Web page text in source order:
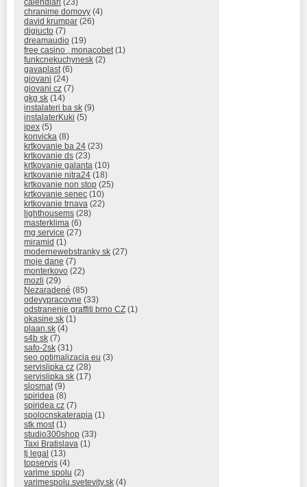
calendiari (23)
chranime domovy (4)
david krumpar (26)
digiucto (7)
dreamaudio (19)
free casino , monacobet(1)
funkcnekuchynesk (2)
gavaplast(6)
giovani (24)
giovani cz (7)
gkg sk (14)
instalateri ba sk (9)
instalaterKuki (5)
ipex (5)
konvicka (8)
krtkovanie ba 24 (23)
krtkovanie ds (23)
krtkovanie galanta (10)
krtkovanie nitra24 (18)
krtkovanie non stop (25)
krtkovanie senec (10)
krtkovanie trnava (22)
lighthousems (28)
masterklima (6)
mg service (27)
miramid (1)
modernewebstranky sk (27)
moje dane (7)
monterkovo (22)
mozli (29)
Nezaradené (85)
odevypracovne (33)
odstranenie graffiti brno CZ (1)
okasine.sk (1)
plaan.sk (4)
s4b sk (7)
safo-2sk (31)
seo optimalizacia eu (3)
servislipka cz (28)
servislipka sk (17)
slosmat(9)
spiridea (8)
spiridea cz (7)
spolocnskaterapia (1)
stk most(1)
studio300shop (33)
Taxi Bratislava (1)
tj legal (13)
topservis (4)
varime spolu (2)
varimespolu.svetevity.sk (4)